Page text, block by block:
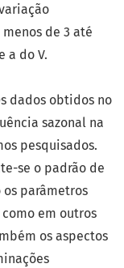
de 3 até
a do V.
dados obtidos no
sazonal na
pesquisados.
se o padrão de
parâmetros
em outros
os aspectos